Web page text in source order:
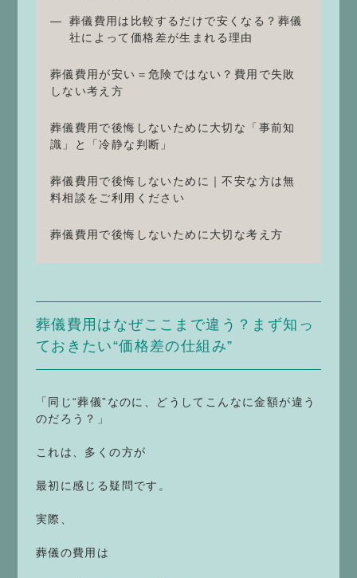
葬儀費用は比較するだけで安くなる？葬儀
社によって価格差が生まれる理由
葬儀費用が安い＝危険ではない？費用で失敗
しない考え方
葬儀費用で後悔しないために大切な「事前知
識」と「冷静な判断」
葬儀費用で後悔しないために｜不安な方は無
料相談をご利用ください
葬儀費用で後悔しないために大切な考え方
葬儀費用はなぜここまで違う？まず知っ
ておきたい“価格差の仕組み”
「同じ“葬儀”なのに、どうしてこんなに金額が違う
のだろう？」
これは、多くの方が
最初に感じる疑問です。
実際、
葬儀の費用は